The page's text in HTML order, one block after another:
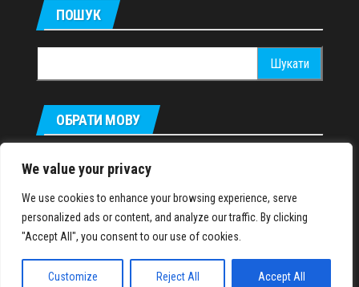
We value your privacy
We use cookies to enhance your browsing experience, serve
personalized ads or content, and analyze our traffic. By clicking
"Accept All", you consent to our use of cookies.
Customize Reject All Accept All
ПОШУК
ОБРАТИ МОВУ
Русский
IronMuscles.org© 2018-2023